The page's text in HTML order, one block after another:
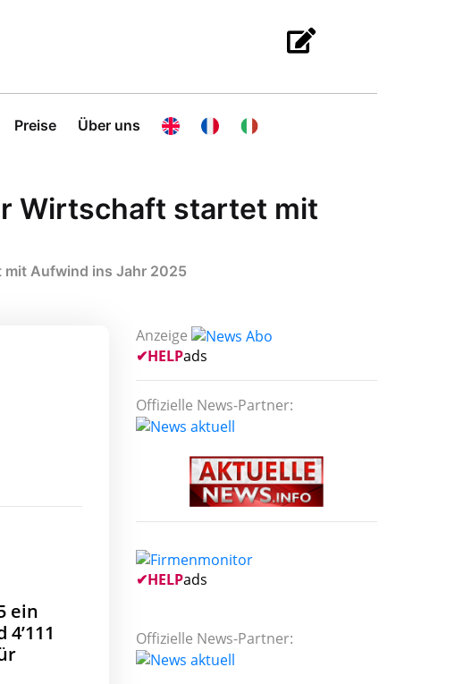
Preise Über uns
Wirtschaft startet mit
Aufwind ins Jahr 2025
ein
Anzeige
✔HELPads
Offizielle News-Partner:
✔HELPads
Offizielle News-Partner: